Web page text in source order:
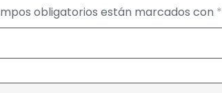
obligatorios están marcados con *